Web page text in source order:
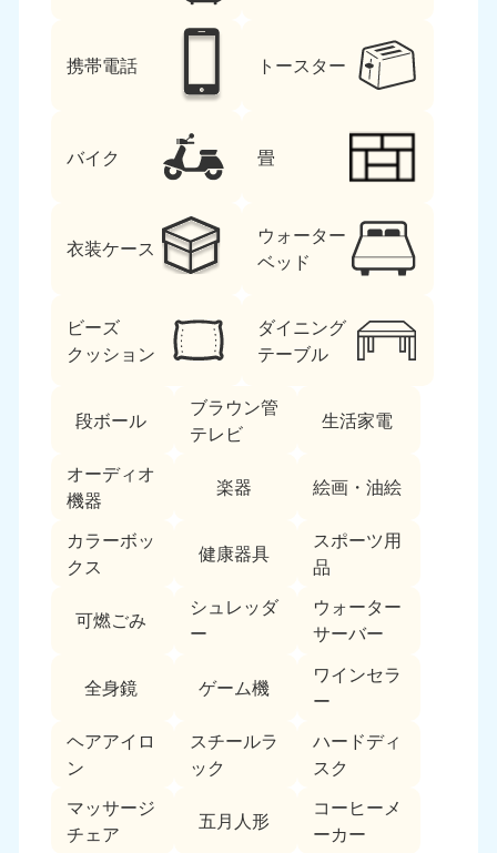
携帯電話 トースター
バイク 畳
衣装ケース
ウォーター
ベッド
ビーズ
クッション
ダイニング
テーブル
段ボール
ブラウン管
テレビ
生活家電
オーディオ
機器
楽器 絵画・油絵
カラーボッ
クス
健康器具
スポーツ用
品
可燃ごみ
シュレッダ
ー
ウォーター
サーバー
全身鏡 ゲーム機
ワインセラ
ー
ヘアアイロ
ン
スチールラ
ック
ハードディ
スク
マッサージ
チェア
五月人形
コーヒーメ
ーカー
北海道・東北
050-1881-5277
9:00〜19:00 年中無休
050-1881-5276
9:00〜19:00 年中無休
岩手県
9:00〜19:00 年中無休 9:00〜19:00 年中無休
050-1881-5273
9:00〜19:00 年中無休
050-1881-5272
9:00〜19:00 年中無休